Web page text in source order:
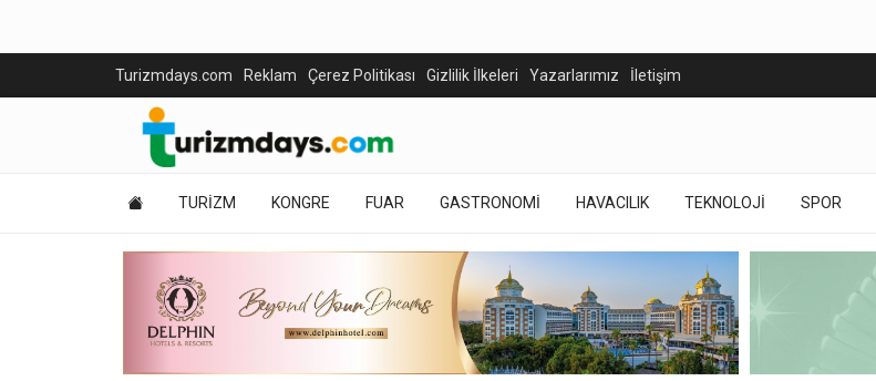
Turizmdays.com Reklam Çerez Politikası Gizlilik İlkeleri Yazarlarımız İletişim
TURİZM KONGRE FUAR GASTRONOMİ HAVACILIK TEKNOLOJİ SPOR